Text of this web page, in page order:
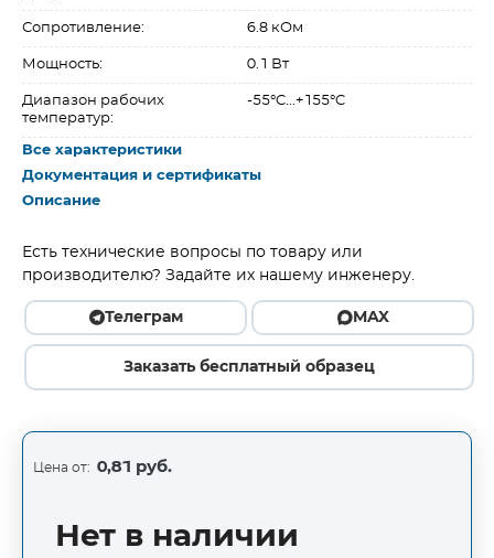
Сопротивление: 6.8 кОм
Мощность: 0.1 Вт
Диапазон рабочих
температур:
-55°C...+155°C
Все характеристики
Документация и сертификаты
Описание
Есть технические вопросы по товару или
производителю? Задайте их нашему инженеру.
Телеграм MAX
Заказать бесплатный образец
Цена от: 0,81 руб.
Нет в наличии